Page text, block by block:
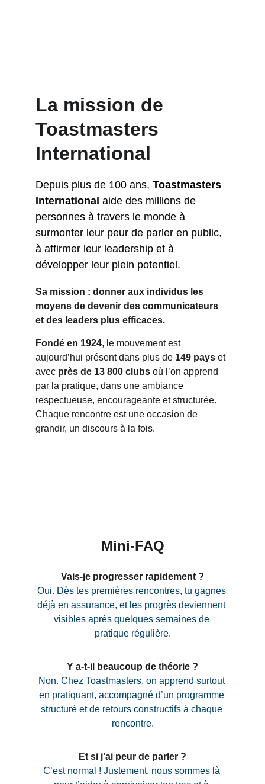
La mission de
Toastmasters
International
Depuis plus de 100 ans, Toastmasters
International aide des millions de
personnes à travers le monde à
surmonter leur peur de parler en public,
à affirmer leur leadership et à
développer leur plein potentiel.
Sa mission : donner aux individus les
moyens de devenir des communicateurs
et des leaders plus efficaces.
Fondé en 1924, le mouvement est
aujourd’hui présent dans plus de 149 pays et
avec près de 13 800 clubs où l’on apprend
par la pratique, dans une ambiance
respectueuse, encourageante et structurée.
Chaque rencontre est une occasion de
grandir, un discours à la fois.
Mini-FAQ
Vais-je progresser rapidement ?
Oui. Dès tes premières rencontres, tu gagnes
déjà en assurance, et les progrès deviennent
visibles après quelques semaines de
pratique régulière.
Y a-t-il beaucoup de théorie ?
Non. Chez Toastmasters, on apprend surtout
en pratiquant, accompagné d’un programme
structuré et de retours constructifs à chaque
rencontre.
Et si j’ai peur de parler ?
C’est normal ! Justement, nous sommes là